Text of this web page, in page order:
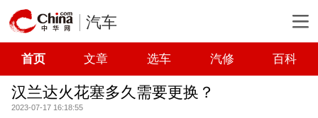
汽车
首页 文章 选车 汽修 百科
汉兰达火花塞多久需要更换？
2023-07-17 16:18:55